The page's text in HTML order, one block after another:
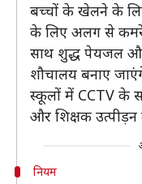
बच्चों के खेलने के
के लिए अलग से
साथ शुद्ध पेयजल
शौचालय बनाए
स्कूलों में CCTV के
और शिक्षक उत्पीड़न
नियम